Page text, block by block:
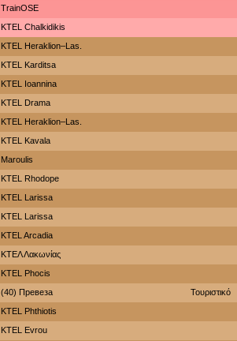
TrainΟSE
ΚΤΕL Chalkidikis
KTEL Heraklion–Las.
ΚΤΕL Karditsa
KTEL Ioannina
KTEL Drama
KTEL Heraklion–Las.
KTEL Kavala
Maroulis
KTEL Rhodope
KTEL Larissa
KTEL Larissa
KTEL Arcadia
ΚΤΕΛ Λακωνίας
ΚΤΕL Phocis
(40) Превеза Τουριστικό
ΚΤΕL Phthiotis
KTEL Evrou